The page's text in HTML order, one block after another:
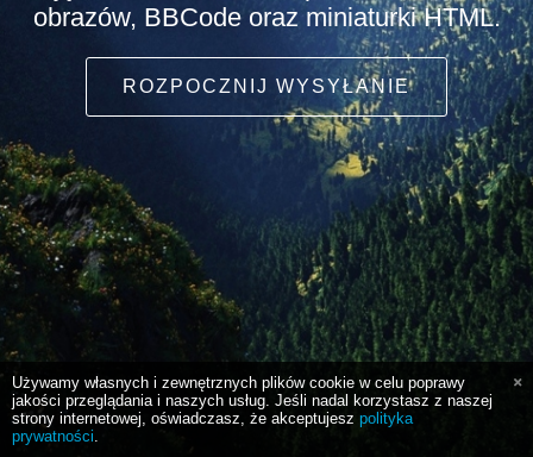
obrazów, BBCode oraz miniaturki HTML.
ROZPOCZNIJ WYSYŁANIE
Używamy własnych i zewnętrznych plików cookie w celu poprawy
jakości przeglądania i naszych usług. Jeśli nadal korzystasz z naszej
strony internetowej, oświadczasz, że akceptujesz polityka
prywatności.